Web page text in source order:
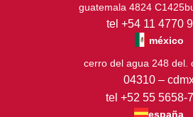
guatemala 4824
tel +54 11 4770
méxico
cerro del agua 248 del.
04310 –
tel +52 55 5658-
españa